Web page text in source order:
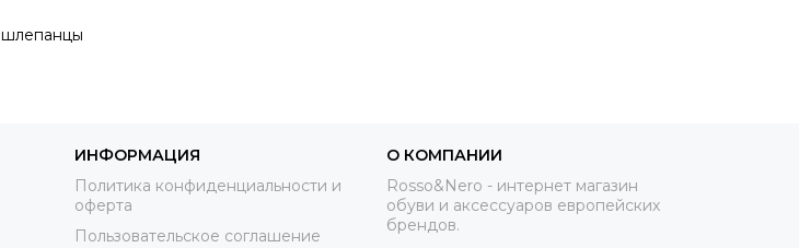
шлепанцы
ИНФОРМАЦИЯ
Политика конфиденциальности и
оферта
Пользовательское соглашение
О КОМПАНИИ
Rosso&Nero - интернет магазин
обуви и аксессуаров европейских
брендов.